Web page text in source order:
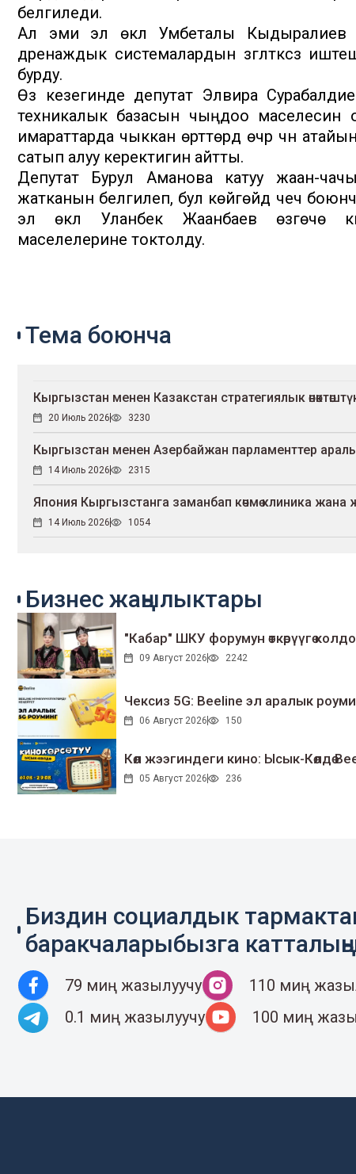
белгиледи.
Ал эми эл өкүлү Умбеталы
дренаждык системалардын үзгүлтүксүз
бурду.
Өз кезегинде депутат Элвира
техникалык базасын чыңдоо маселесин
имараттарда чыккан өрттөрдү өчүрүү үчүн
сатып алуу керектигин айтты.
Депутат Бурул Аманова катуу жаан-
жатканын белгилеп, бул көйгөйдү чечүү
эл өкүлү Уланбек Жаанбаев өзгөчө
маселелерине токтолду.
Тема боюнча
Кыргызстан менен Казакстан стратегиялык
20 Июль 2026 3230
Кыргызстан менен Азербайжан парламенттер
14 Июль 2026 2315
Япония Кыргызстанга заманбап көчмө клиника
14 Июль 2026 1054
Бизнес жаңылыктары
"Кабар" ШКУ форумун өткөрүүгө
09 Август 2026 2242
Чексиз 5G: Beeline эл аралык
06 Август 2026 150
Көл жээгиндеги кино: Ысык-Көлдө
05 Август 2026 236
Биздин социалдык
баракчаларыбызга
79 миң жазылуучу
110 миң
0.1 миң жазылуучу
100 миң